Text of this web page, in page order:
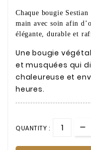
Chaque bougie
main avec soin afin
élégante, durable et
Une bougie
et musquées qui
chaleureuse et
heures.
QUANTITY :